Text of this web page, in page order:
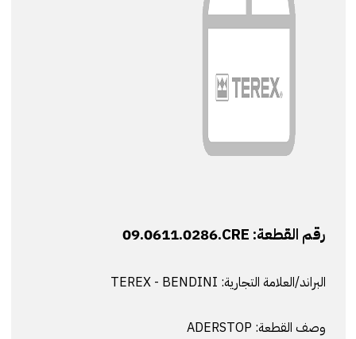
رقم القطعة: 09.0611.0286.CRE
البراند/العلامة التجارية:
وصف القطعة: